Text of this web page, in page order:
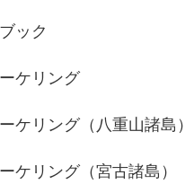
ック
ケリング
ケリング（八重山諸島）
ケリング（宮古諸島）